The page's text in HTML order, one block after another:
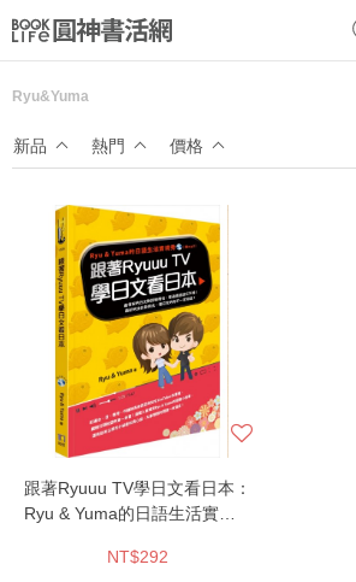
Netflix話題章魚小說！
Ryu&Yuma
新品 熱門 價格
跟著Ryuuu TV學日文看日本：
Ryu & Yuma的日語生活實境
NT$292